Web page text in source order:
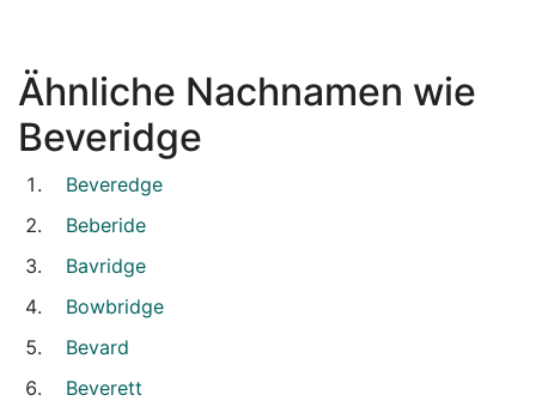
Ähnliche Nachnamen wie
Beveridge
Beveredge
Beberide
Bavridge
Bowbridge
Bevard
Beverett